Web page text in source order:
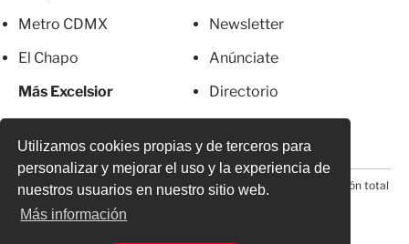
Utilizamos cookies propias y de terceros para
personalizar y mejorar el uso y la experiencia de
nuestros usuarios en nuestro sitio web.
Más información
Metro CDMX
El Chapo
Más Excelsior
Newsletter
Anúnciate
Directorio
© 2026 Todos los derechos reservados. Prohibida la reproducción total
o parcial, incluyendo cualquier medio electrónico*